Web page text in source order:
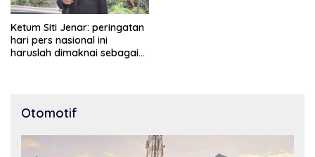
Ketum Siti Jenar: peringatan
hari pers nasional ini
haruslah dimaknai sebagai
Indonesia.
Otomotif